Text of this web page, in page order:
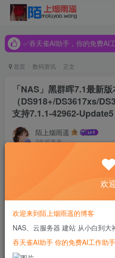
✅吞天雀AI助手，你的免费AI工作助手，
✅吞天雀AI助手，你的免费AI工作助手，
首页 数码资讯 正文
「NAS」黑群晖7.1最新
（DS918+/DS3617xs/
支持7.1.1-42962-Update5
陌上烟雨遥
2年前发布
42962-Update 5
2023年03月11日更新：经
42962-Update 4
欢
欢迎来到陌上烟雨遥的博客
NAS、云服务器 建站 从小白到大
吞天雀AI助手 你的免费AI工作助手